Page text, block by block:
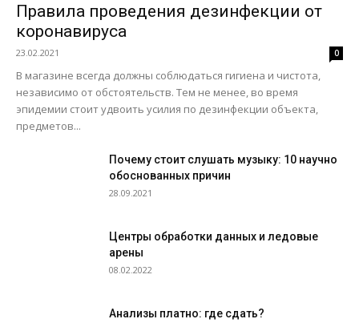
Правила проведения дезинфекции от
коронавируса
23.02.2021 0
В магазине всегда должны соблюдаться гигиена и чистота,
независимо от обстоятельств. Тем не менее, во время
эпидемии стоит удвоить усилия по дезинфекции объекта,
предметов...
Почему стоит слушать музыку: 10 научно
обоснованных причин
28.09.2021
Центры обработки данных и ледовые
арены
08.02.2022
Анализы платно: где сдать?